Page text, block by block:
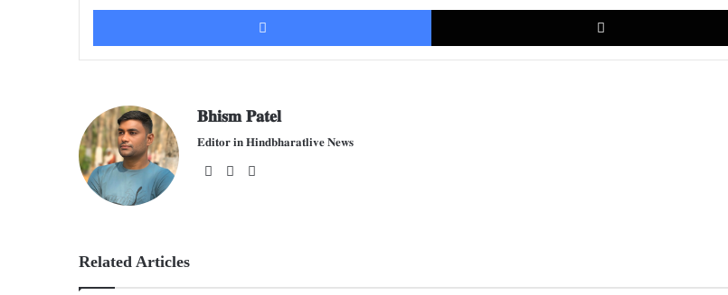
Facebook
𝐁𝐡𝐢𝐬𝐦 𝐏𝐚𝐭𝐞𝐥
𝐄𝐝𝐢𝐭𝐨𝐫 𝐢𝐧 𝐇𝐢𝐧𝐝𝐛𝐡𝐚𝐫𝐚𝐭𝐥𝐢𝐯𝐞 𝐍𝐞𝐰𝐬
We
Fac
Related Articles